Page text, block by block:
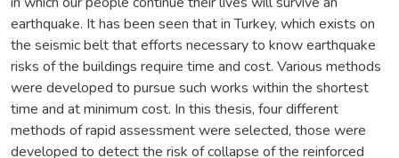
earthquake. It has been seen that in Turkey, which exists on
the seismic belt that efforts necessary to know earthquake
risks of the buildings require time and cost. Various methods
were developed to pursue such works within the shortest
time and at minimum cost. In this thesis, four different
methods of rapid assessment were selected, those were
developed to detect the risk of collapse of the reinforced